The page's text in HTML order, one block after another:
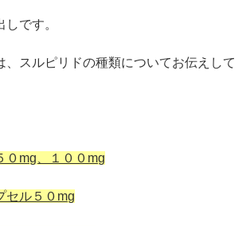
です。
、スルピリドの種類についてお伝えして
０mg、１００mg
セル５０mg